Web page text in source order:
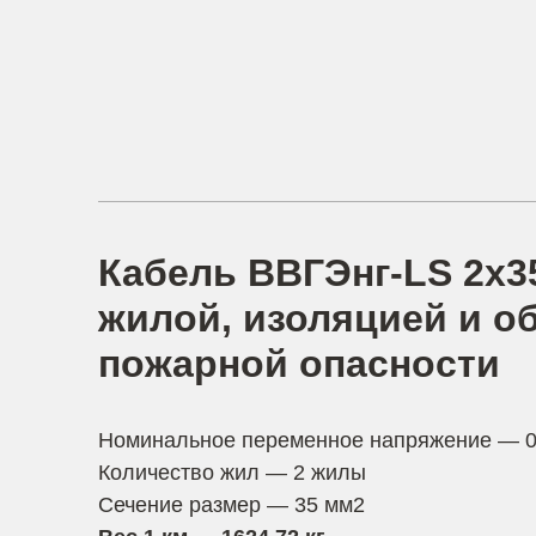
Кабель ВВГЭнг-LS
жилой, изоляцией и
пожарной опасности
Номинальное переменное напряжение —
Количество жил — 2 жилы
Сечение размер — 35 мм2